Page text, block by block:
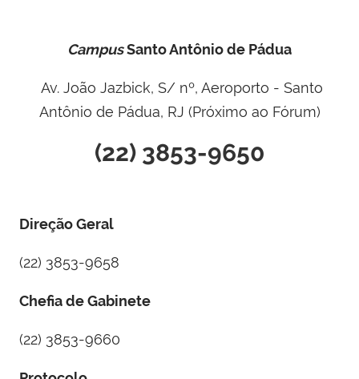
CampusSanto Antônio de Pádua
Av. João Jazbick, S/ nº, Aeroporto - Santo
Antônio de Pádua, RJ (Próximo ao Fórum)
(22) 3853-9650
Direção Geral
(22) 3853-9658
Chefia de Gabinete
(22) 3853-9660